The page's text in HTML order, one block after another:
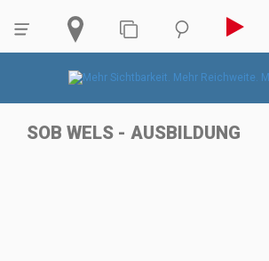
SOB WELS - AUSBILDUNG